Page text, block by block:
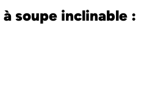
soupe inclinable :